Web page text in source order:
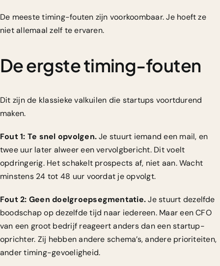
De meeste timing-fouten zijn voorkoombaar. Je hoeft ze
niet allemaal zelf te ervaren.
De ergste timing-fouten
Dit zijn de klassieke valkuilen die startups voortdurend
maken.
Fout 1: Te snel opvolgen.Je stuurt iemand een mail, en
twee uur later alweer een vervolgbericht. Dit voelt
opdringerig. Het schakelt prospects af, niet aan. Wacht
minstens 24 tot 48 uur voordat je opvolgt.
Fout 2: Geen doelgroepsegmentatie.Je stuurt dezelfde
boodschap op dezelfde tijd naar iedereen. Maar een CFO
van een groot bedrijf reageert anders dan een startup-
oprichter. Zij hebben andere schema’s, andere prioriteiten,
ander timing-gevoeligheid.